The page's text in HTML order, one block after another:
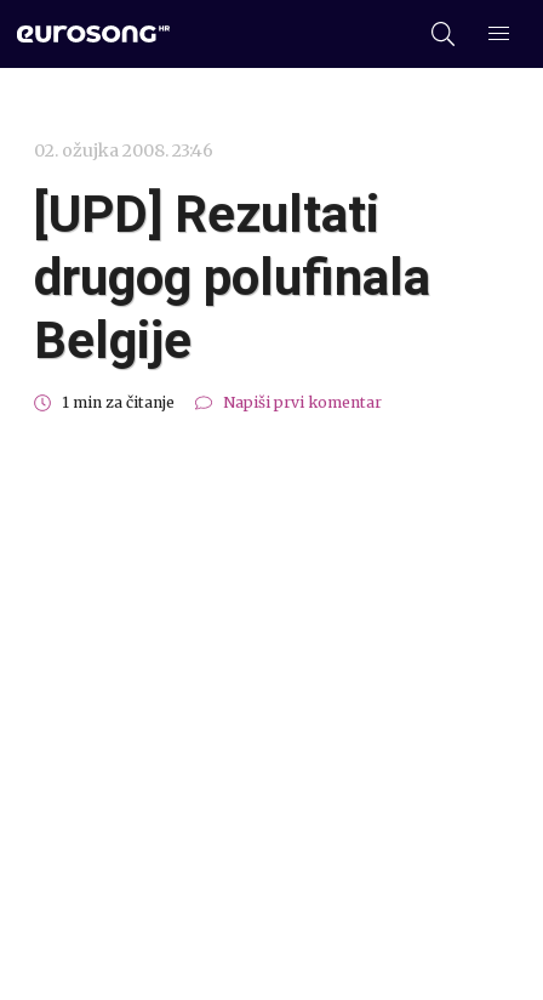
02. ožujka 2008. 23:46
[UPD] Rezultati
drugog polufinala
Belgije
1 min za čitanje Napiši prvi komentar